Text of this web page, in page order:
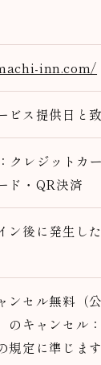
inn.com/
ス提供日と致
クレジットカ
ド・QR決済
ン後に発生し
ンセル無料（
のキャンセル
規定に準じます